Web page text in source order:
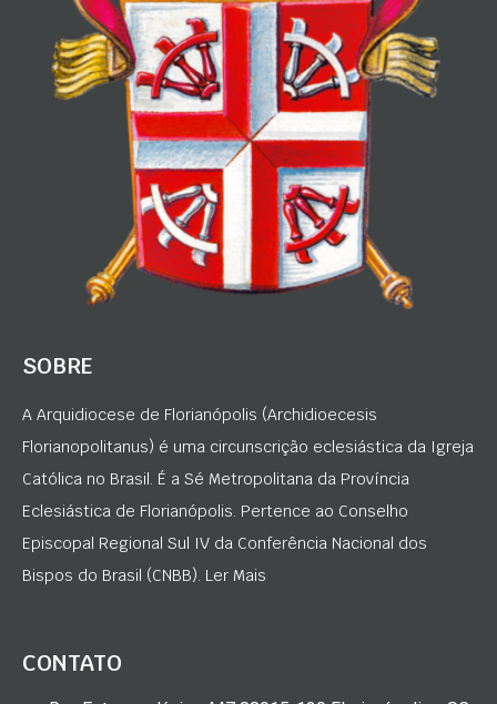
SOBRE
A Arquidiocese de Florianópolis (Archidioecesis
Florianopolitanus) é uma circunscrição eclesiástica da Igreja
Católica no Brasil. É a Sé Metropolitana da Província
Eclesiástica de Florianópolis. Pertence ao Conselho
Episcopal Regional Sul IV da Conferência Nacional dos
Bispos do Brasil (CNBB). Ler Mais
CONTATO